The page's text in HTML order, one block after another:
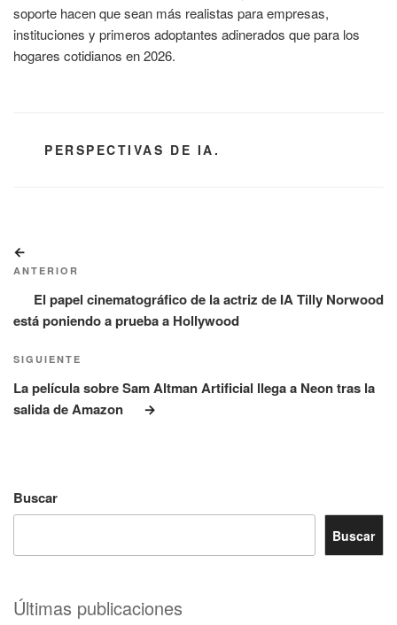
soporte hacen que sean más realistas para empresas,
instituciones y primeros adoptantes adinerados que para los
hogares cotidianos en 2026.
CATEGORÍAS
PERSPECTIVAS DE IA.
de
entradas
anterior:
ANTERIOR
El papel cinematográfico de la actriz de IA Tilly Norwood
está poniendo a prueba a Hollywood
Siguiente
entrada
SIGUIENTE
La película sobre Sam Altman Artificial llega a Neon tras la
salida de Amazon
Buscar
Buscar
Últimas publicaciones